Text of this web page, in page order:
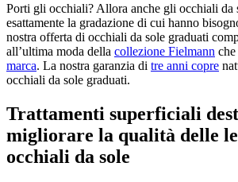
Porti gli occhiali? Allora anche gli occhiali da
esattamente la gradazione di cui hanno
nostra offerta di occhiali da sole graduati
all’ultima moda della collezione Fielmann
marca. La nostra garanzia di tre anni copre
occhiali da sole graduati.
Trattamenti superficiali
migliorare la qualità delle
occhiali da sole